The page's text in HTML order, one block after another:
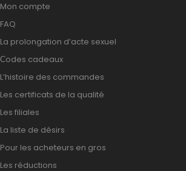
Mon compte
FAQ
La prolongation d’acte sexuel
Сodes cadeaux
L’histoire des commandes
Les certificats de la qualité
Les filiales
La liste de désirs
Pour les acheteurs en gros
Les réductions